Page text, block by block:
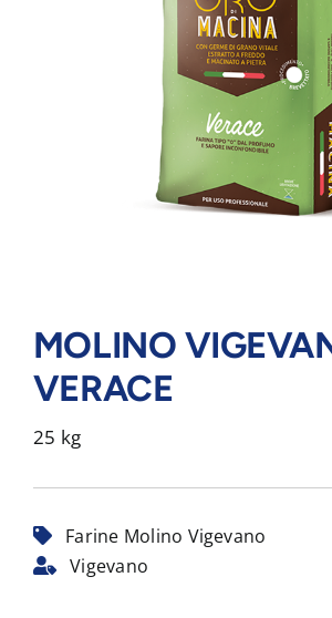
MOLINO
VERACE
25 kg
Farine Molino Vigevano
Vigevano